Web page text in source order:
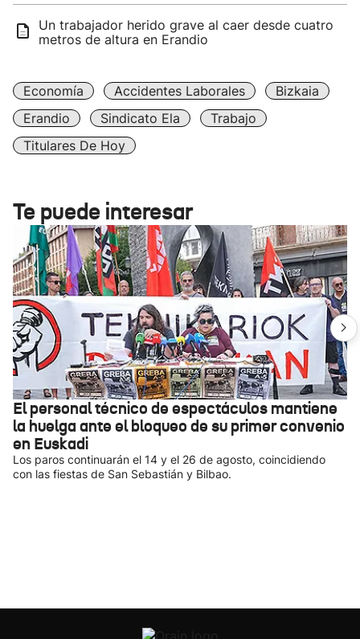
Un trabajador herido grave al caer desde cuatro
metros de altura en Erandio
Economía Accidentes Laborales
Bizkaia
Erandio
Sindicato Ela
Trabajo
Titulares De Hoy
Te puede interesar
El personal técnico de espectáculos mantiene
la huelga ante el bloqueo de su primer convenio
en Euskadi
Los paros continuarán el 14 y el 26 de agosto, coincidiendo
con las fiestas de San Sebastián y Bilbao.